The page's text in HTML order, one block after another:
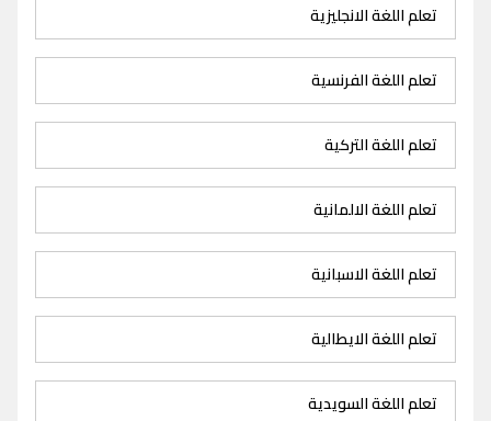
تعلم اللغة الانجليزية
تعلم اللغة الفرنسية
تعلم اللغة التركية
تعلم اللغة الالمانية
تعلم اللغة الاسبانية
تعلم اللغة الايطالية
تعلم اللغة السويدية